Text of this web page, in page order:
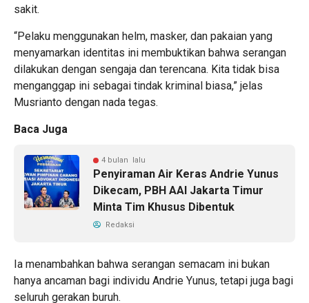
sakit.
“Pelaku menggunakan helm, masker, dan pakaian yang
menyamarkan identitas ini membuktikan bahwa serangan
dilakukan dengan sengaja dan terencana. Kita tidak bisa
menganggap ini sebagai tindak kriminal biasa,” jelas
Musrianto dengan nada tegas.
Baca Juga
4 bulan lalu
Penyiraman Air Keras Andrie Yunus
Dikecam, PBH AAI Jakarta Timur
Minta Tim Khusus Dibentuk
Redaksi
Ia menambahkan bahwa serangan semacam ini bukan
hanya ancaman bagi individu Andrie Yunus, tetapi juga bagi
seluruh gerakan buruh.